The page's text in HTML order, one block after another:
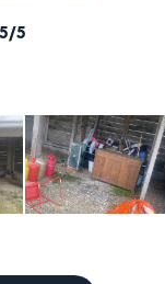
5